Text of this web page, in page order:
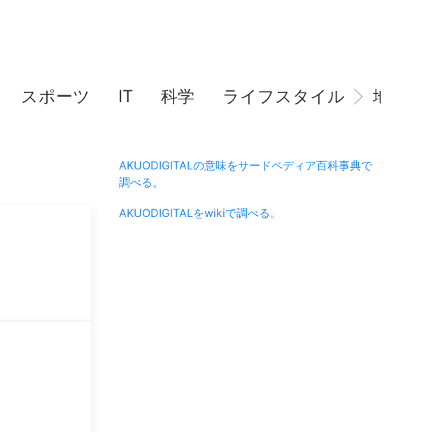
スポーツ IT 科学 ライフスタイル 地域情
AKUODIGITALの意味をサードペディア百科事典で
調べる。
AKUODIGITALをwikiで調べる。